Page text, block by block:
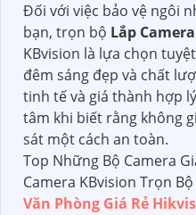
Đối với việc bảo vệ ngôi
bạn, trọn bộ Lắp
KBvision là lựa chọn
đêm sáng đẹp và chất
tinh tế và giá thành hợp
tâm khi biết rằng không
sát một cách an toàn.
Top Những Bộ Camera
Camera KBvision Trọn Bộ
Văn Phòng Giá Rẻ